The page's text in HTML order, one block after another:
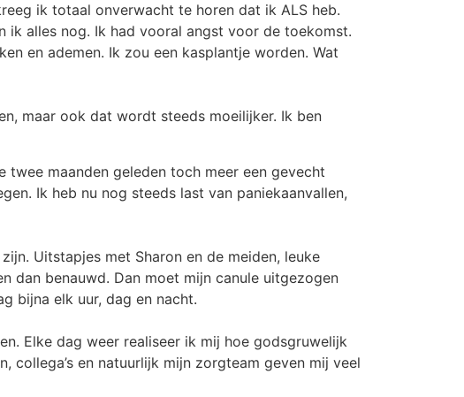
ik totaal onverwacht te horen dat ik ALS heb.
ik alles nog. Ik had vooral angst voor de toekomst.
en ademen. Ik zou een kasplantje worden. Wat
maar ook dat wordt steeds moeilijker. Ik ben
maanden geleden toch meer een gevecht
Ik heb nu nog steeds last van paniekaanvallen,
Uitstapjes met Sharon en de meiden, leuke
dan benauwd. Dan moet mijn canule uitgezogen
bijna elk uur, dag en nacht.
Elke dag weer realiseer ik mij hoe godsgruwelijk
collega’s en natuurlijk mijn zorgteam geven mij veel